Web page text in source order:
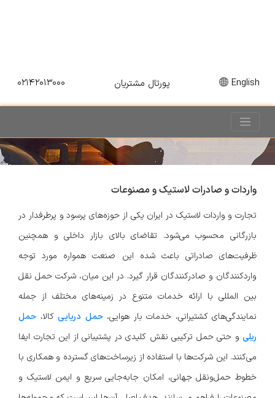
English پورتال مشتریان ۰۲۱۴۲۰۱۳۰۰۰
واردات و صادرات لاستیک و مصنوعات
تجارت و واردات لاستیک در ایران یکی از حوزه‌های پر‌سود و پر‌طرفدار در
بازرگانی محسوب می‌شود. تقاضای بالای بازار داخلی و همچنین
ظرفیت‌های صادراتی باعث شده این صنعت همواره مورد توجه
واردکنندگان و صادرکنندگان قرار گیرد. در این میان، شرکت حمل نقل
بین المللی با ارائه خدمات متنوع در زمینه‌های مختلف از جمله
نمایندگی‌های کشتیرانی، خدمات بار هوایی،حمل دریایی کالا، حمل
ریلی و حتی حمل ترکیبی نقش کلیدی در پشتیبانی از این تجارت ایفا
می‌کنند. این شرکت‌ها با استفاده از زیرساخت‌های گسترده و همکاری با
خطوط حمل‌ونقل جهانی، امکان جابه‌جایی سریع و ایمن لاستیک و